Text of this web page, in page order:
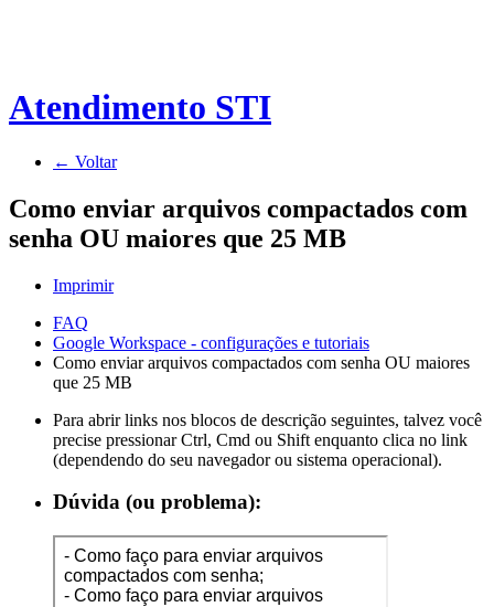
Atendimento STI
← Voltar
Como enviar arquivos compactados com
senha OU maiores que 25 MB
Imprimir
FAQ
Google Workspace - configurações e tutoriais
Como enviar arquivos compactados com senha OU maiores
que 25 MB
Para abrir links nos blocos de descrição seguintes, talvez você
precise pressionar Ctrl, Cmd ou Shift enquanto clica no link
(dependendo do seu navegador ou sistema operacional).
Dúvida (ou problema):